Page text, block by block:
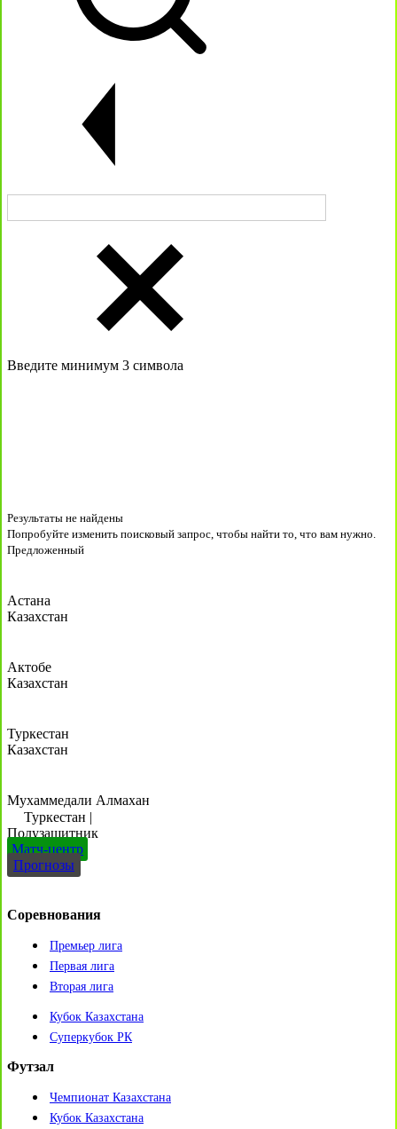
Введите минимум 3 символа
Результаты не найдены
Попробуйте изменить поисковый запрос, чтобы найти то, что вам нужно.
Предложенный
Астана
Казахстан
Актобе
Казахстан
Туркестан
Казахстан
Мухаммедали Алмахан
Туркестан |
Полузащитник
Матч-центр
Прогнозы
Соревнования
Премьер лига
Первая лига
Вторая лига
Кубок Казахстана
Суперкубок РК
Футзал
Чемпионат Казахстана
Кубок Казахстана